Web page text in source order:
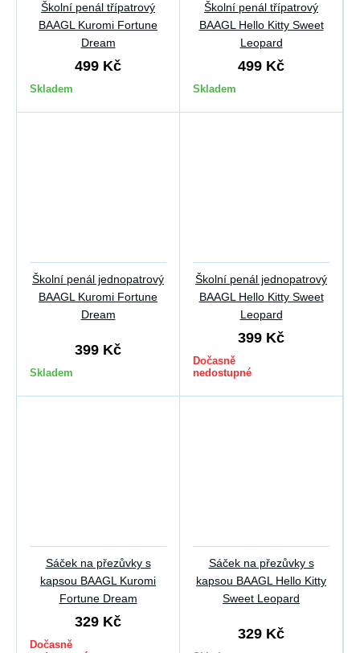
Školní penál třípatrový
BAAGL Kuromi Fortune
Dream
499 Kč
Skladem
Školní penál třípatrový
BAAGL Hello Kitty Sweet
Leopard
499 Kč
Skladem
Školní penál jednopatrový
BAAGL Kuromi Fortune
Dream
399 Kč
Skladem
Školní penál jednopatrový
BAAGL Hello Kitty Sweet
Leopard
399 Kč
Dočasně
nedostupné
Sáček na přezůvky s
kapsou BAAGL Kuromi
Fortune Dream
329 Kč
Dočasně
Sáček na přezůvky s
kapsou BAAGL Hello Kitty
Sweet Leopard
329 Kč